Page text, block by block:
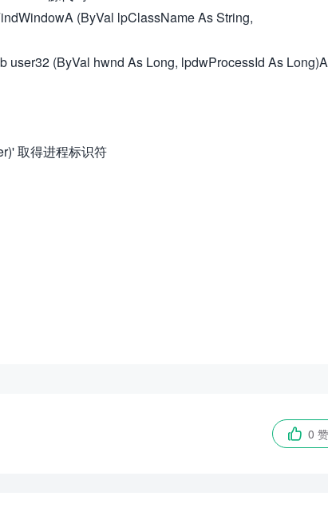
(ByVal lpClassName As String,
(ByVal hwnd As Long, lpdwProcessId As
取得进程标识符
 0 赞